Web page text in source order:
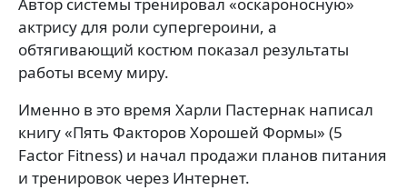
Автор системы тренировал «оскароносную»
актрису для роли супергероини, а
обтягивающий костюм показал результаты
работы всему миру.
Именно в это время Харли Пастернак написал
книгу «Пять Факторов Хорошей Формы» (5
Factor Fitness) и начал продажи планов питания
и тренировок через Интернет.